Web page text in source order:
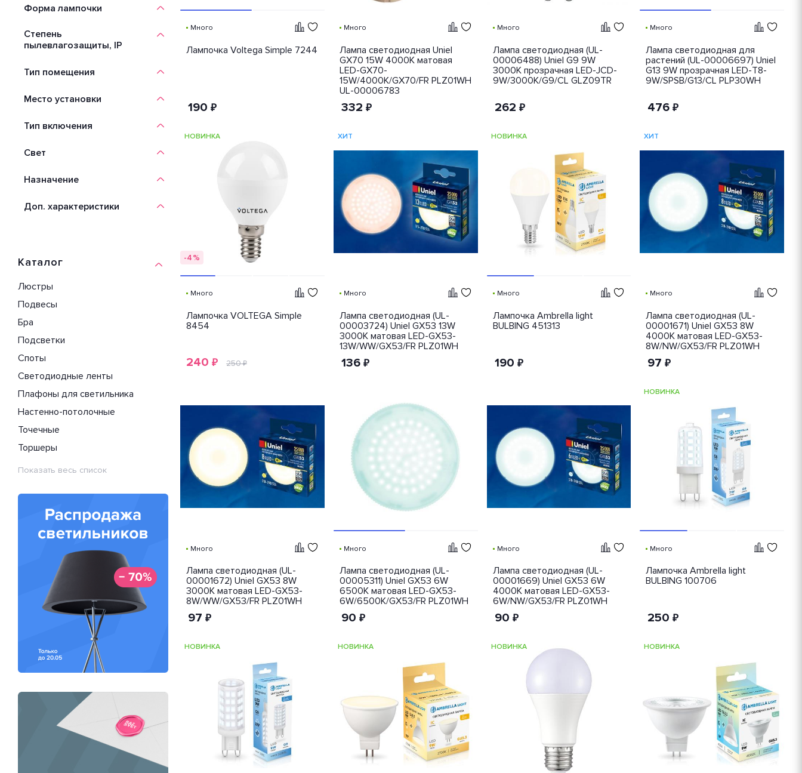
Много
Лампочка Voltega Simple 7244
190 ₽
Много
Лампа светодиодная Uniel
GX70 15W 4000K матовая
LED-GX70-
15W/4000K/GX70/FR PLZ01WH
UL-00006783
332 ₽
Много
Лампа светодиодная (UL-
00006488) Uniel G9 9W
3000K прозрачная LED-JCD-
9W/3000K/G9/CL GLZ09TR
262 ₽
Много
Лампа светодиодная для
растений (UL-00006697) Uniel
G13 9W прозрачная LED-T8-
9W/SPSB/G13/CL PLP30WH
476 ₽
-4%
НОВИНКА
Много
Лампочка VOLTEGA Simple
8454
240 ₽ 250₽
ХИТ
Много
Лампа светодиодная (UL-
00003724) Uniel GX53 13W
3000K матовая LED-GX53-
13W/WW/GX53/FR PLZ01WH
136₽
НОВИНКА
Много
Лампочка Ambrella light
BULBING 451313
190 ₽
ХИТ
Много
Лампа светодиодная (UL-
00001671) Uniel GX53 8W
4000K матовая LED-GX53-
8W/NW/GX53/FR PLZ01WH
97 ₽
Много
Лампа светодиодная (UL-
00001672) Uniel GX53 8W
3000K матовая LED-GX53-
8W/WW/GX53/FR PLZ01WH
97 ₽
Много
Лампа светодиодная (UL-
00005311) Uniel GX53 6W
6500K матовая LED-GX53-
6W/6500K/GX53/FR PLZ01WH
90 ₽
Много
Лампа светодиодная (UL-
00001669) Uniel GX53 6W
4000K матовая LED-GX53-
6W/NW/GX53/FR PLZ01WH
90 ₽
НОВИНКА
Много
Лампочка Ambrella light
BULBING 100706
250 ₽
НОВИНКА НОВИНКА НОВИНКА НОВИНКА
Форма лампочки
Степень
пылевлагозащиты, IP
Тип помещения
Место установки
Тип включения
Свет
Назначение
Доп. характеристики
Каталог
Люстры
Подвесы
Бра
Подсветки
Споты
Светодиодные ленты
Плафоны для светильника
Настенно-потолочные
Точечные
Торшеры
Показать весь список